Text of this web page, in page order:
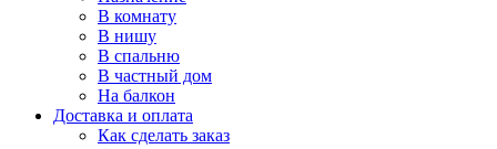
В комнату
В нишу
В спальню
В частный дом
На балкон
Доставка и оплата
Как сделать заказ